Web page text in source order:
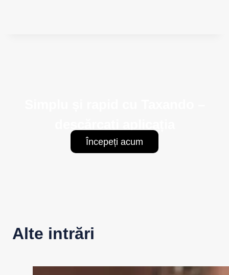
Începeți acum
Alte intrări